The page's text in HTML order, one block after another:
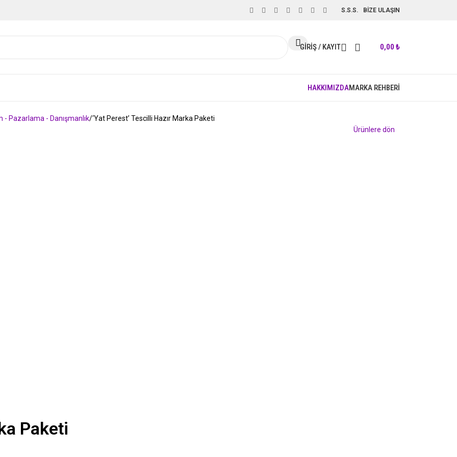
S.S.S. BİZE ULAŞIN
GIRIŞ / KAYIT 0,00 ₺
HAKKIMIZDAMARKA REHBERİ
- Pazarlama - Danışmanlık ‘Yat Perest’ Tescilli Hazır Marka Paketi
Ürünlere dön
Paketi